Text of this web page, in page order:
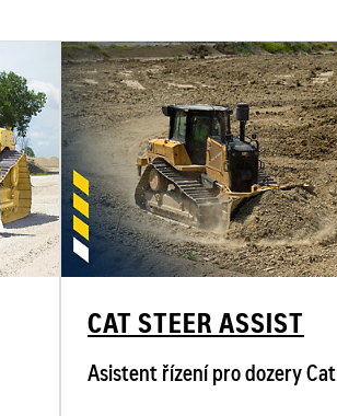
CAT STEER ASSIST
Asistent řízení pro dozery Cat